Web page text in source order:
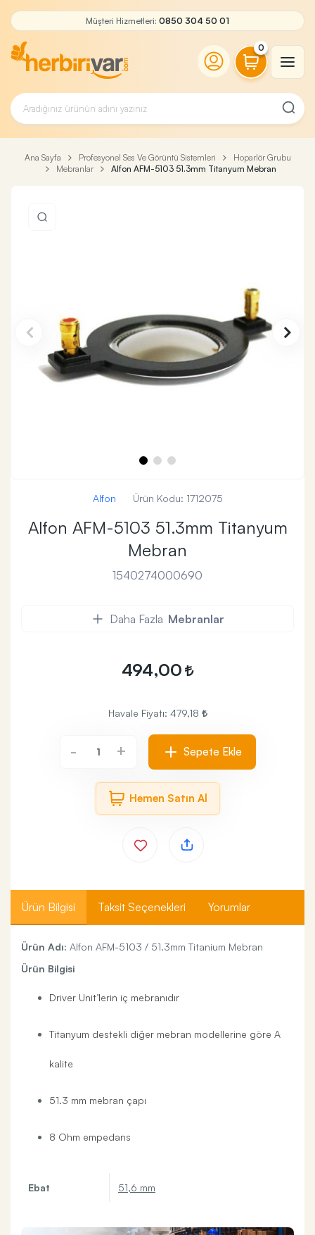
Müşteri Hizmetleri: 0850 304 50 01
0
Ana Sayfa Profesyonel Ses Ve Görüntü Sistemleri
Hoparlör Grubu
Mebranlar
Alfon AFM-5103 51.3mm Titanyum Mebran
Alfon Ürün Kodu: 1712075
Alfon AFM-5103 51.3mm Titanyum
Mebran
1540274000690
Daha Fazla Mebranlar
494,00
Havale Fiyatı: 479,18
- + Sepete Ekle
Hemen Satın Al
Ürün Bilgisi Taksit Seçenekleri Yorumlar
Ürün Adı: Alfon AFM-5103 / 51.3mm Titanium Mebran
Ürün Bilgisi
Driver Unit’lerin iç mebranıdır
Titanyum destekli diğer mebran modellerine göre A
kalite
51.3 mm mebran çapı
8 Ohm empedans
Ebat 51,6 mm